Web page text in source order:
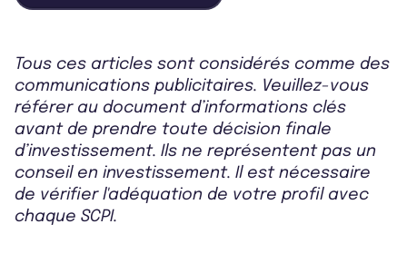
Tous ces articles sont considérés comme des
communications publicitaires. Veuillez-vous
référer au document d’informations clés
avant de prendre toute décision finale
d’investissement. Ils ne représentent pas un
conseil en investissement. Il est nécessaire
de vérifier l'adéquation de votre profil avec
chaque SCPI.